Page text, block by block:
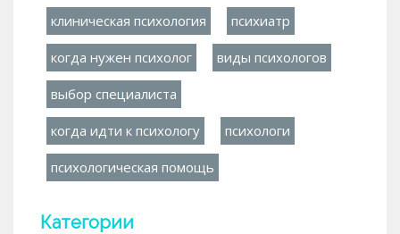
клиническая психология психиатр
когда нужен психолог виды психологов
выбор специалиста
когда идти к психологу психологи
психологическая помощь
Категории